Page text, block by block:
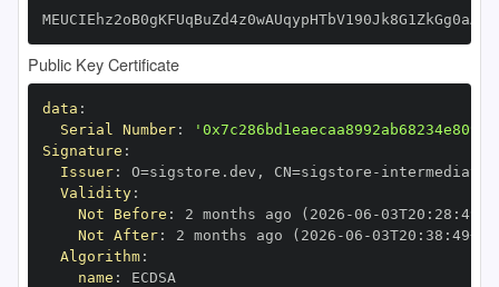
Public Key Certificate
data :
Serial Number:
Signature :
Issuer: O=sigstore.dev , CN=sigstore -
Validity:
Not Before : 2 months ago (2026 -06 -03T20 : 28 :
Not After: 2 months ago (2026 -06 -03T20 : 38 : 49+00
Algorithm:
name :